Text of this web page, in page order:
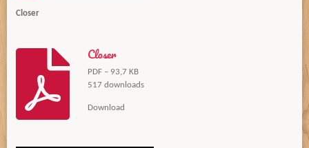
Closer
Closer
PDF – 93,7 KB
517 downloads
Download